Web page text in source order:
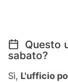
Questo
sabato?
Sì, L'ufficio